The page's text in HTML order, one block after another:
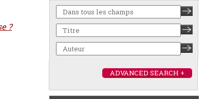
ADVANCED SEARCH +
?